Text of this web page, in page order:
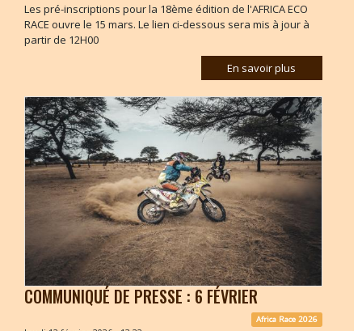
Les pré-inscriptions pour la 18ème édition de l'AFRICA ECO
RACE ouvre le 15 mars. Le lien ci-dessous sera mis à jour à
partir de 12H00
En savoir plus
COMMUNIQUÉ DE PRESSE : 6 FÉVRIER
Africa Race 2026